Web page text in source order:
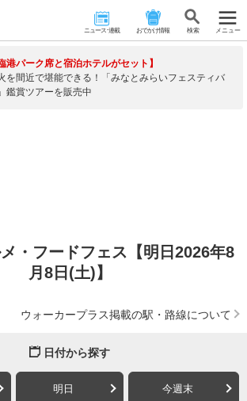
ニュース･連載 おでかけ情報 検 索 メニュー
臨港パーク席と宿泊ホテルがセット】
を間近で堪能できる！「みなとみらいフェスティバ
鑑賞ツアーを販売中
・フードフェス【明日2026年8
月8日(土)】
ウォーカープラス掲載の駅・路線について
日付から探す
明日 今週末